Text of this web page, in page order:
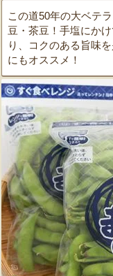
この道50年の大ベテ
豆・茶豆！手塩にか
り、コクのある旨味
にもオススメ！
『野崎農